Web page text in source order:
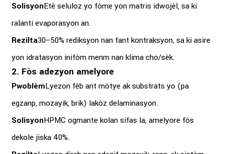
SolisyonEtè seluloz yo fòme yon matris idwojèl, sa ki
ralanti evaporasyon an.
Rezilta30–50% rediksyon nan fant kontraksyon, sa ki asire
yon idratasyon inifòm menm nan klima cho/sèk.
2. Fòs adezyon amelyore
PwoblèmLyezon fèb ant mòtye ak substrats yo (pa
egzanp, mozayik, brik) lakòz delaminasyon.
SolisyonHPMC ogmante kolan sifas la, amelyore fòs
dekole jiska 40%.